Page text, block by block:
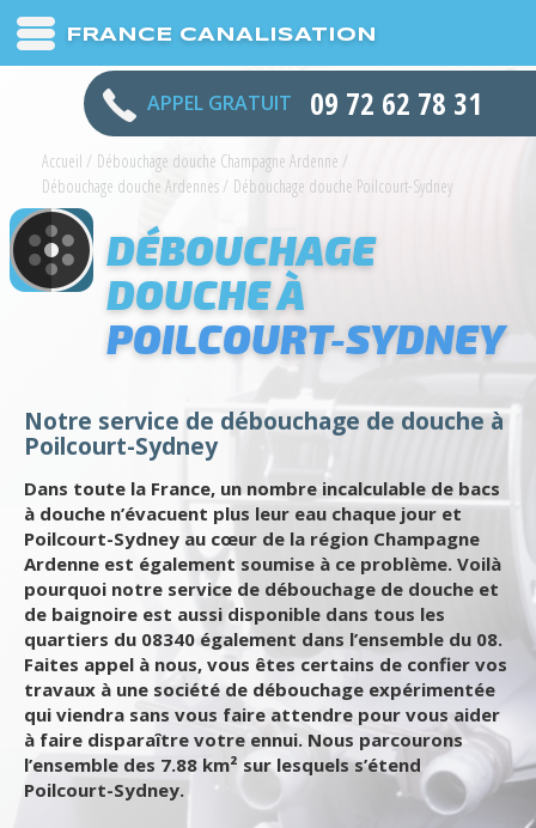
FRANCE CANALISATION
APPEL GRATUIT 09 72 62 78 31
Accueil / Débouchage douche Champagne Ardenne /
Débouchage douche Ardennes/ Débouchage douche Poilcourt-Sydney
DÉBOUCHAGE
DOUCHE À
POILCOURT-SYDNEY
Notre service de débouchage de douche à
Poilcourt-Sydney
Dans toute la France, un nombre incalculable de bacs
à douche n’évacuent plus leur eau chaque jour et
Poilcourt-Sydney au cœur de la région Champagne
Ardenne est également soumise à ce problème. Voilà
pourquoi notre service de débouchage de douche et
de baignoire est aussi disponible dans tous les
quartiers du 08340 également dans l’ensemble du 08.
Faites appel à nous, vous êtes certains de confier vos
travaux à une société de débouchage expérimentée
qui viendra sans vous faire attendre pour vous aider
à faire disparaître votre ennui. Nous parcourons
l’ensemble des 7.88 km² sur lesquels s’étend
Poilcourt-Sydney.